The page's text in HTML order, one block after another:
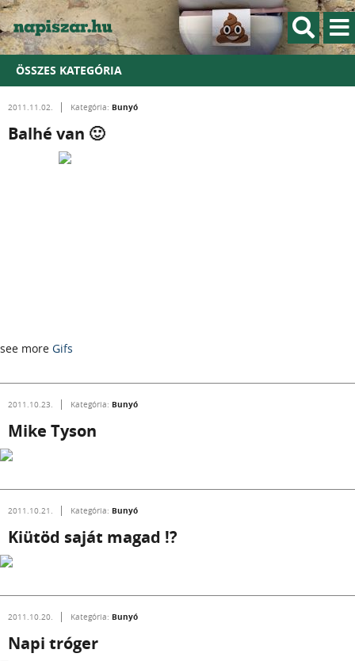
ÖSSZES KATEGÓRIA
2011.11.02. Kategória: Bunyó
Balhé van 🙂
see more Gifs
2011.10.23. Kategória: Bunyó
Mike Tyson
2011.10.21. Kategória: Bunyó
Kiütöd saját magad !?
2011.10.20. Kategória: Bunyó
Napi tróger